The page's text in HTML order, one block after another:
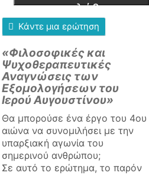
Μετάνοιας
ποσότητα
καλάθι
Κάντε μια ερώτηση
«Φιλοσοφικές και
Ψυχοθεραπευτικές
Αναγνώσεις των
Εξομολογήσεων του
Ιερού Αυγουστίνου»
Θα μπορούσε ένα έργο του 4ου
αιώνα να συνομιλήσει με την
υπαρξιακή αγωνία του
σημερινού ανθρώπου;
Σε αυτό το ερώτημα, το παρόν